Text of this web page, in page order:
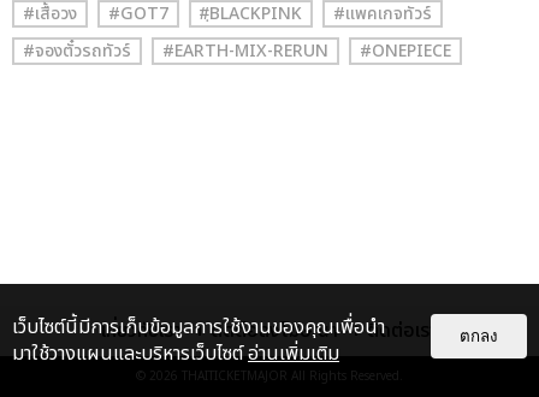
#เสื้อวง
#GOT7 #ฺBLACKPINK
#แพคเกจทัวร์
#จองตั๋วรถทัวร์
#EARTH-MIX-RERUN #ONEPIECE
เกี่ยวกับเรา ติดต่อลงโฆษณา ติดต่อเรา
© 2026 THAITICKETMAJOR All Rights Reserved.
เว็บไซต์นี้มีการเก็บข้อมูลการใช้งานของคุณเพื่อนำ
มาใช้วางแผนและบริหารเว็บไซต์อ่านเพิ่มเติม
ตกลง